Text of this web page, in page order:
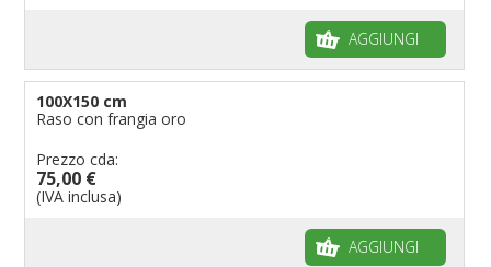
pennoni per bandiere
AGGIUNGI
100X150 cm
Raso con frangia oro
Prezzo cda:
75,00 €
(IVA inclusa)
AGGIUNGI